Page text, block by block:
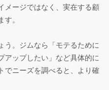
メージではなく、実在する顧
。
う。ジムなら「モテるために
アップしたい」など具体的に
でニーズを調べると、より確